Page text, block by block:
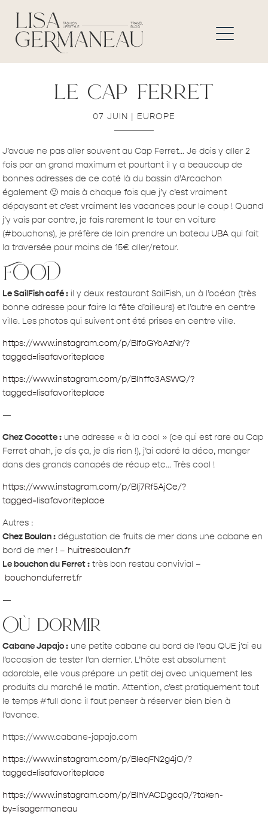
le cap ferret
07 JUIN | EUROPE
J’avoue ne pas aller souvent au Cap Ferret… Je dois y aller 2
fois par an grand maximum et pourtant il y a beaucoup de
bonnes adresses de ce coté là du bassin d’Arcachon
également 🙂 mais à chaque fois que j’y c’est vraiment
dépaysant et c’est vraiment les vacances pour le coup ! Quand
j’y vais par contre, je fais rarement le tour en voiture
(#bouchons), je préfère de loin prendre un bateau UBA qui fait
la traversée pour moins de 15€ aller/retour.
FOOD
Le SailFish café : il y deux restaurant SailFish, un à l’océan (très
bonne adresse pour faire la fête d’ailleurs) et l’autre en centre
ville. Les photos qui suivent ont été prises en centre ville.
https://www.instagram.com/p/BIfoGYoAzNr/?
tagged=lisafavoriteplace
https://www.instagram.com/p/BIhffo3ASWQ/?
tagged=lisafavoriteplace
—
Chez Cocotte : une adresse « à la cool » (ce qui est rare au Cap
Ferret ahah, je dis ça, je dis rien !), j’ai adoré la déco, manger
dans des grands canapés de récup etc… Très cool !
https://www.instagram.com/p/BIj7Rf5AjCe/?
tagged=lisafavoriteplace
Autres :
Chez Boulan : dégustation de fruits de mer dans une cabane en
bord de mer ! – huitresboulan.fr
Le bouchon du Ferret : très bon restau convivial –
bouchonduferret.fr
—
Où dormir
Cabane Japajo : une petite cabane au bord de l’eau QUE j’ai eu
l’occasion de tester l’an dernier. L’hôte est absolument
adorable, elle vous prépare un petit dej avec uniquement les
produits du marché le matin. Attention, c’est pratiquement tout
le temps #full donc il faut penser à réserver bien bien à
l’avance.
https://www.cabane-japajo.com
https://www.instagram.com/p/BIeqFN2g4jO/?
tagged=lisafavoriteplace
https://www.instagram.com/p/BIhVACDgcq0/?taken-
by=lisagermaneau